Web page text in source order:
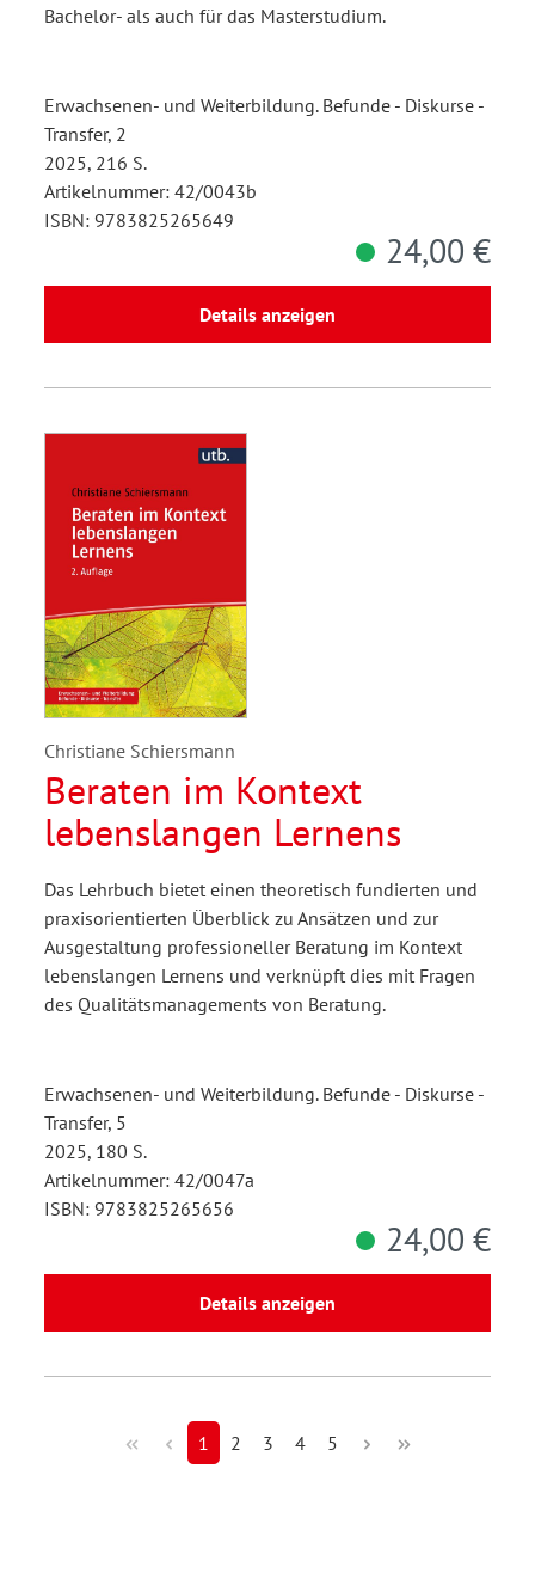
Bachelor- als auch für das Masterstudium.
Erwachsenen- und Weiterbildung. Befunde - Diskurse -
Transfer, 2
2025, 216 S.
Artikelnummer: 42/0043b
ISBN: 9783825265649
24,00 €
Details anzeigen
Christiane Schiersmann
Beraten im Kontext
lebenslangen Lernens
Das Lehrbuch bietet einen theoretisch fundierten und
praxisorientierten Überblick zu Ansätzen und zur
Ausgestaltung professioneller Beratung im Kontext
lebenslangen Lernens und verknüpft dies mit Fragen
des Qualitätsmanagements von Beratung.
Erwachsenen- und Weiterbildung. Befunde - Diskurse -
Transfer, 5
2025, 180 S.
Artikelnummer: 42/0047a
ISBN: 9783825265656
24,00 €
Details anzeigen
1 2 3 4 5